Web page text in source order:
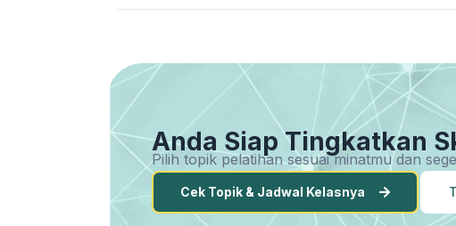
Anda Siap Tingkatkan
Pilih topik pelatihan sesuai minatmu dan
Cek Topik & Jadwal Kelasnya